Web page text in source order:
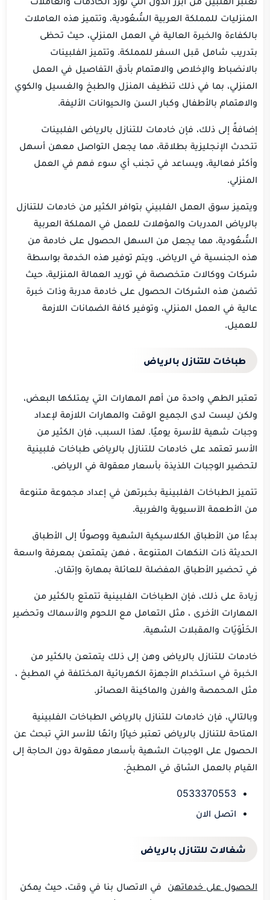
المنزليات للمملكة العربية السُّعُودية، وتتميز هذه العاملات
بالكفاءة والخبرة العالية في العمل المنزلي، حيث تحظى
بتدريب شامل قبل السفر للمملكة. وتتميز الفلبينات
بالانضباط والإخلاص والاهتمام بأدق التفاصيل في العمل
المنزلي، بما في ذلك تنظيف المنزل والطبخ والغسيل والكوي
والاهتمام بالأطفال وكبار السن والحيوانات الأليفة.
إضافةً إلى ذلك، فإن خادمات للتنازل بالرياض الفلبينات
تتحدث الإنجليزية بطلاقة، مما يجعل التواصل معهن أسهل
وأكثر فعالية، ويساعد في تجنب أي سوء فهم في العمل
المنزلي.
ويتميز سوق العمل الفلبيني بتوافر الكثير من خادمات للتنازل
بالرياض المدربات والمؤهلات للعمل في المملكة العربية
السُّعُودية، مما يجعل من السهل الحصول على خادمة من
هذه الجنسية في الرياض. ويتم توفير هذه الخدمة بواسطة
شركات ووكالات متخصصة في توريد العمالة المنزلية، حيث
تضمن هذه الشركات الحصول على خادمة مدربة وذات خبرة
عالية في العمل المنزلي، وتوفير كافة الضمانات اللازمة
للعميل.
طباخات للتنازل بالرياض
تعتبر الطهي واحدة من أهم المهارات التي يمتلكها البعض،
ولكن ليست لدى الجميع الوقت والمهارات اللازمة لإعداد
وجبات شهية للأسرة يوميًا. لهذا السبب، فإن الكثير من
الأسر تعتمد على خادمات للتنازل بالرياض طباخات فلبينية
لتحضير الوجبات اللذيذة بأسعار معقولة في الرياض.
تتميز الطباخات الفلبينية بخبرتهن في إعداد مجموعة متنوعة
من الأطعمة الآسيوية والغربية.
بدءًا من الأطباق الكلاسيكية الشهية ووصولًا إلى الأطباق
الحديثة ذات النكهات المتنوعة ، فهن يتمتعن بمعرفة واسعة
في تحضير الأطباق المفضلة للعائلة بمهارة وإتقان.
زيادة على ذلك، فإن الطباخات الفلبينية تتمتع بالكثير من
المهارات الأخرى ، مثل التعامل مع اللحوم والأسماك وتحضير
الحَلْوَيَات والمقبلات الشهية.
خادمات للتنازل بالرياض وهن إلى ذلك يتمتعن بالكثير من
الخبرة في استخدام الأجهزة الكهربائية المختلفة في المطبخ ،
مثل المحمصة والفرن والماكينة العصائر.
وبالتالي، فإن خادمات للتنازل بالرياض الطباخات الفلبينية
المتاحة للتنازل بالرياض تعتبر خيارًا رائعًا للأسر التي تبحث عن
الحصول على الوجبات الشهية بأسعار معقولة دون الحاجة إلى
القيام بالعمل الشاق في المطبخ.
0533370553
اتصل الان
شغالات للتنازل بالرياض
الحصول على خدماتهن في الاتصال بنا في وقت، حيث يمكن